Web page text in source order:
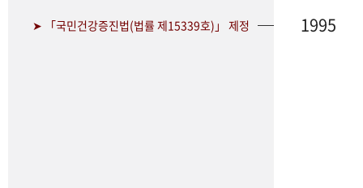
➤ 「국민건강증진법(법률 제15339호)」 제정 1995